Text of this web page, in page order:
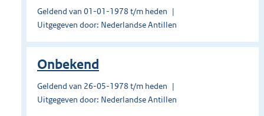
Geldend van 01-01-1978 t/m heden
Uitgegeven door: Nederlandse Antillen
Onbekend
Geldend van 26-05-1978 t/m heden
Uitgegeven door: Nederlandse Antillen